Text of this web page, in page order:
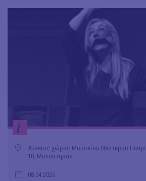
i
Αύλειος χώρος Μουσείου Νεότερου
10, Μοναστηράκι
08.04.2026